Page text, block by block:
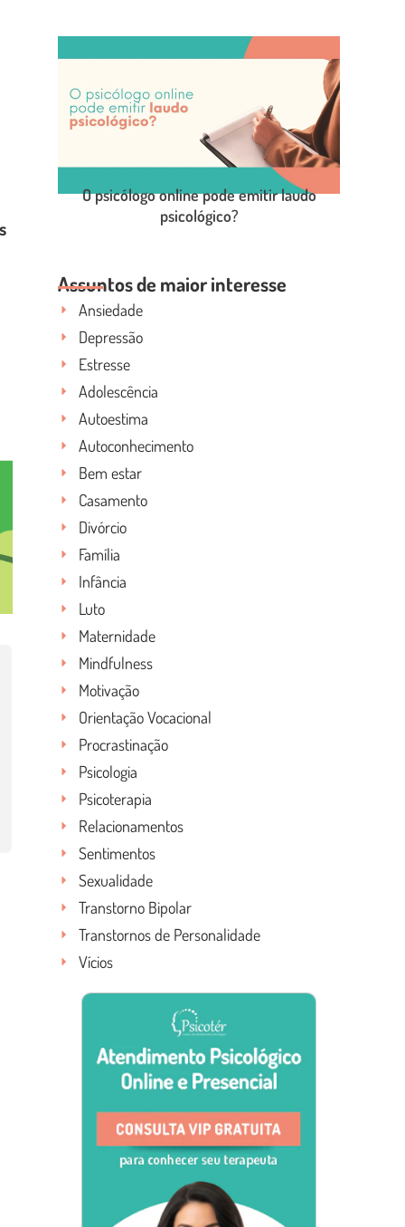
LEIA O POST COMPLETO
LEIA O POST COMPLETO
O psicólogo online pode emitir laudo
psicológico?
Assuntos de maior interesse
Ansiedade
Depressão
Estresse
Adolescência
Autoestima
Autoconhecimento
Bem estar
Casamento
Divórcio
Família
Infância
Luto
Maternidade
Mindfulness
Motivação
Orientação Vocacional
Procrastinação
Psicologia
Psicoterapia
Relacionamentos
Sentimentos
Sexualidade
Transtorno Bipolar
Transtornos de Personalidade
Vícios